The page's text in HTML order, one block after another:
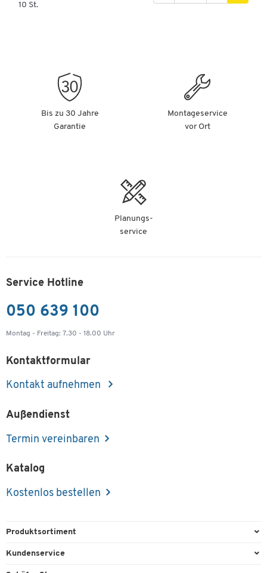
10 St.
Bis zu 30 Jahre
Garantie
Montageservice
vor Ort
Planungs-
service
Service Hotline
050 639 100
Montag - Freitag: 7.30 - 18.00 Uhr
Kontaktformular
Kontakt aufnehmen
Außendienst
Termin vereinbaren
Katalog
Kostenlos bestellen
Produktsortiment
Büroausstattung
Kundenservice
Direktbestellung